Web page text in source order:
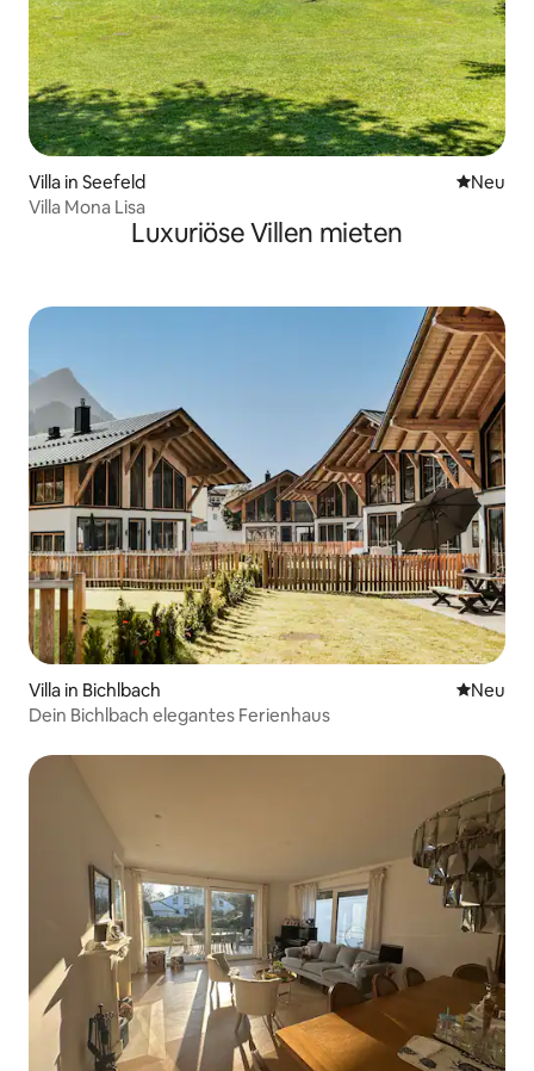
Villa in Seefeld Neue
Neu
Villa Mona Lisa
Luxuriöse Villen mieten
Villa in Bichlbach Neue
Neu
Dein Bichlbach elegantes Ferienhaus